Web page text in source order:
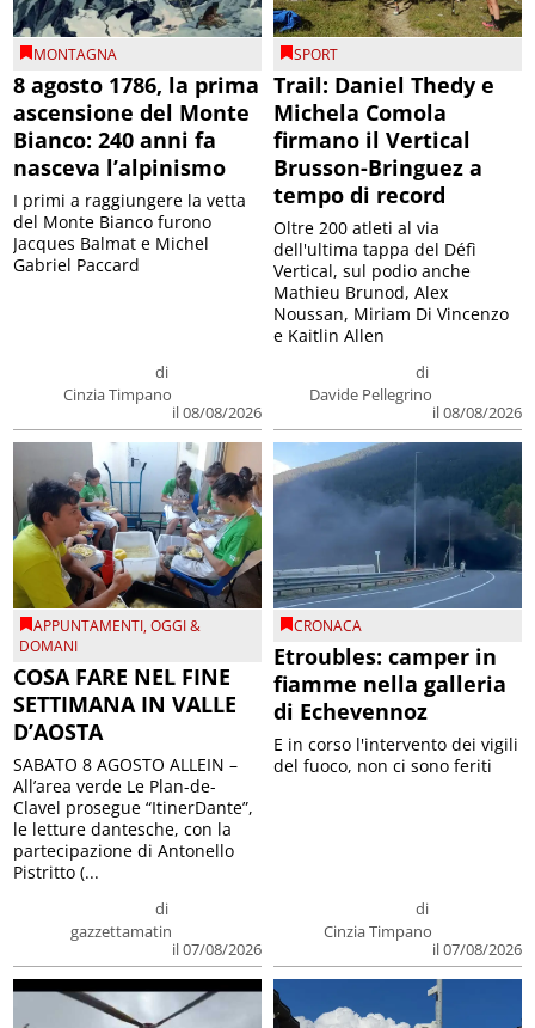
MONTAGNA
8 agosto 1786, la prima
ascensione del Monte
Bianco: 240 anni fa
nasceva l’alpinismo
di
Cinzia Timpano
il 08/08/2026
I primi a raggiungere la vetta
del Monte Bianco furono
Jacques Balmat e Michel
Gabriel Paccard
SPORT
Trail: Daniel Thedy e
Michela Comola
firmano il Vertical
Brusson-Bringuez a
tempo di record
di
Davide Pellegrino
il 08/08/2026
Oltre 200 atleti al via
dell'ultima tappa del Défì
Vertical, sul podio anche
Mathieu Brunod, Alex
Noussan, Miriam Di Vincenzo
e Kaitlin Allen
APPUNTAMENTI,OGGI &
DOMANI
COSA FARE NEL FINE
SETTIMANA IN VALLE
D’AOSTA
di
gazzettamatin
il 07/08/2026
SABATO 8 AGOSTO ALLEIN –
All’area verde Le Plan-de-
Clavel prosegue “ItinerDante”,
le letture dantesche, con la
partecipazione di Antonello
Pistritto (...
CRONACA
Etroubles: camper in
fiamme nella galleria
di Echevennoz
di
Cinzia Timpano
il 07/08/2026
E in corso l'intervento dei vigili
del fuoco, non ci sono feriti